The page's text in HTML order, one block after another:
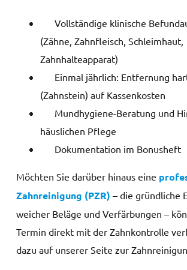
Vollständige klinische
(Zähne, Zahnfleisch, Schleimhaut,
Zahnhalteapparat)
Einmal jährlich: Entfernung
(Zahnstein) auf Kassenkosten
Mundhygiene-Beratung und
häuslichen Pflege
Dokumentation im Bonusheft
Möchten Sie darüber hinaus eine
Zahnreinigung (PZR) – die gründliche
weicher Beläge und Verfärbungen –
Termin direkt mit der Zahnkontrolle
dazu auf unserer Seite zur